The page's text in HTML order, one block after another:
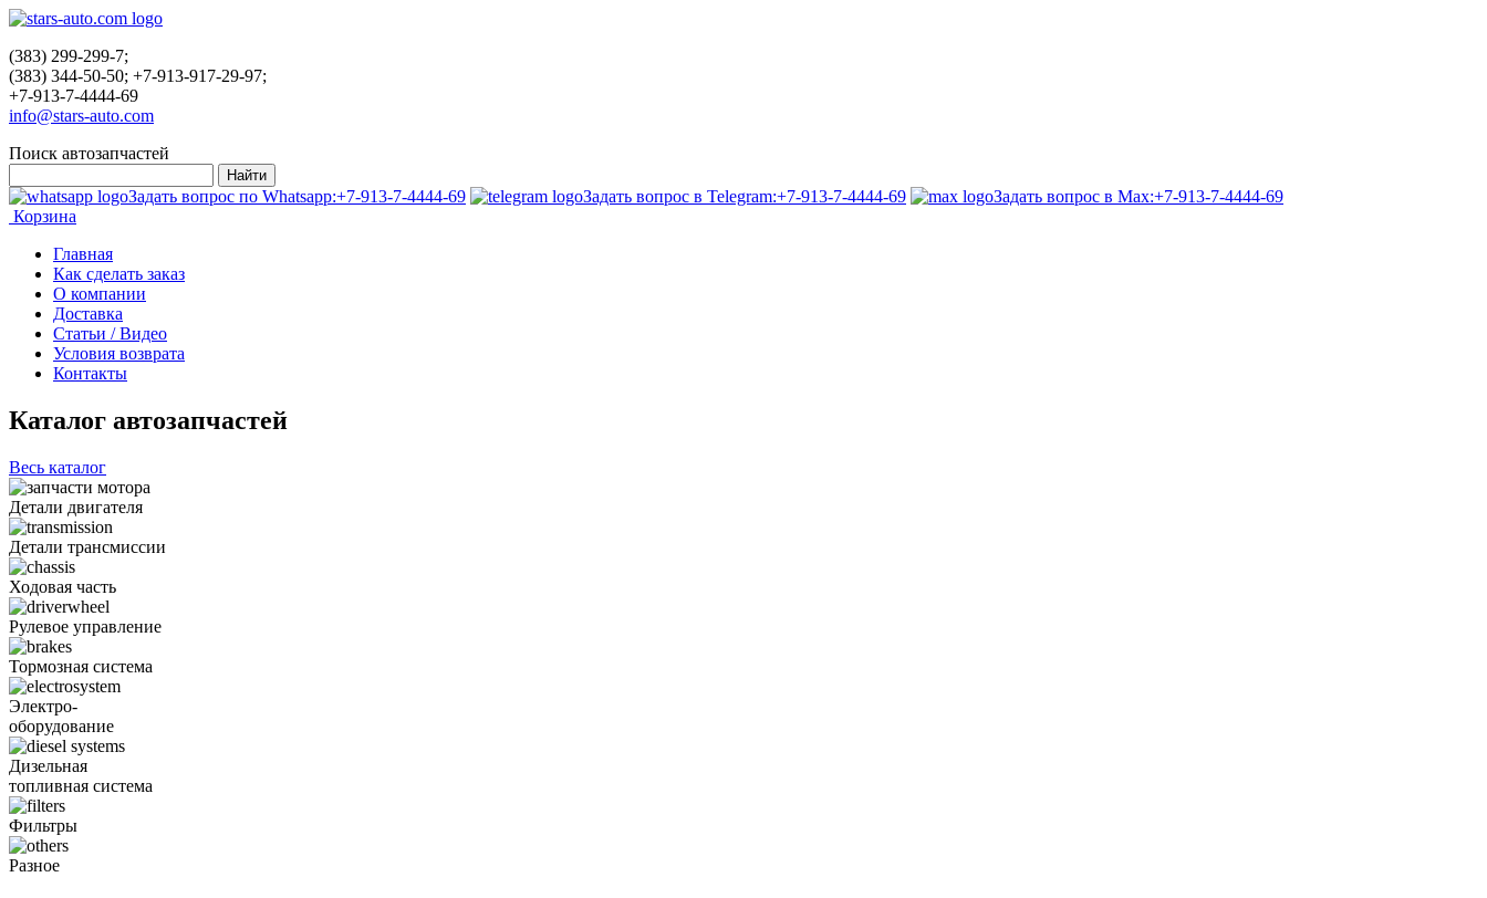
(383) 299-299-7;
(383) 344-50-50; +7-913-917-29-97;
+7-913-7-4444-69
info@stars-auto.com
Поиск автозапчастей
Задать вопрос по Whatsapp:+7-913-7-4444-69 Задать вопрос в Telegram:+7-913-7-4444-69 Задать вопрос в Max:+7-913-7-4444-69
Корзина
Главная
Как сделать заказ
О компании
Доставка
Статьи / Видео
Условия возврата
Контакты
Каталог автозапчастей
Весь каталог
Детали двигателя
Детали трансмиссии
Ходовая часть
Рулевое управление
Тормозная система
Электро-
оборудование
Дизельная
топливная система
Фильтры
Разное